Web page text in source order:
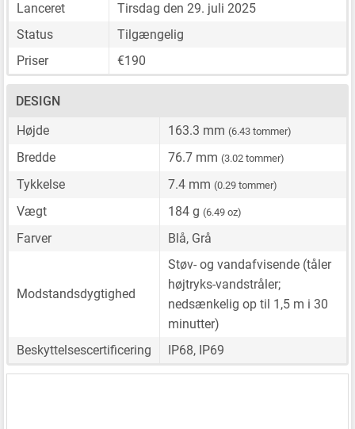
Lanceret
Tirsdag den 29. juli 2025
Status
Tilgængelig
Priser
€190
DESIGN
Højde
163.3 mm (6.43 tommer)
Bredde 76.7 mm (3.02 tommer)
Tykkelse 7.4 mm (0.29 tommer)
Vægt 184 g (6.49 oz)
Farver Blå, Grå
Modstandsdygtighed
Støv- og vandafvisende (tåler
højtryks-vandstråler;
nedsænkelig op til 1,5 m i 30
minutter)
Beskyttelsescertificering
IP68, IP69